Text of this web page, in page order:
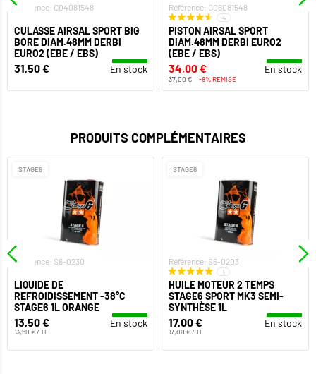
Référence: C04081548
CULASSE AIRSAL SPORT BIG
BORE DIAM.48MM DERBI
EURO2 (EBE / EBS)
31,50 € En stock
Référence: C06081548
4
PISTON AIRSAL SPORT
DIAM.48MM DERBI EURO2
(EBE / EBS)
34,00 € En stock
37,00 € -8% REMISE
PRODUITS COMPLÉMENTAIRES
STAGE6
Référence: S6-0230
LIQUIDE DE
REFROIDISSEMENT -38°C
STAGE6 1L ORANGE
13,50 €
13,50 € / 1 l
En stock
STAGE6
Référence: S6-0203
1
HUILE MOTEUR 2 TEMPS
STAGE6 SPORT MK3 SEMI-
SYNTHÈSE 1L
17,00 €
17,00 € / 1 l
En stock